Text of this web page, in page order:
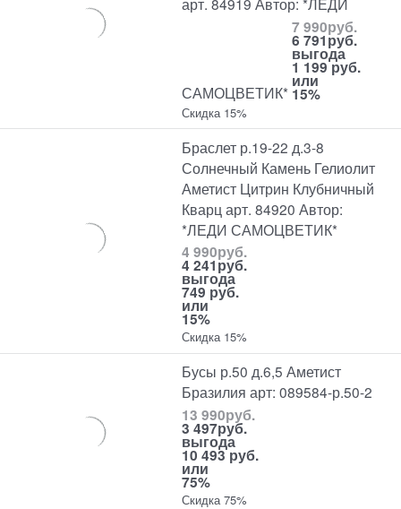
САМОЦВЕТИК*
7 990руб.
6 791руб.
выгода
1 199 руб.
или
15%
Скидка 15%
Браслет р.19-22 д.3-8
Солнечный Камень Гелиолит
Аметист Цитрин Клубничный
Кварц арт. 84920 Автор:
*ЛЕДИ САМОЦВЕТИК*
4 990руб.
4 241руб.
выгода
749 руб.
или
15%
Скидка 15%
Бусы р.50 д.6,5 Аметист
Бразилия арт: 089584-р.50-2
13 990руб.
3 497руб.
выгода
10 493 руб.
или
75%
Скидка 75%